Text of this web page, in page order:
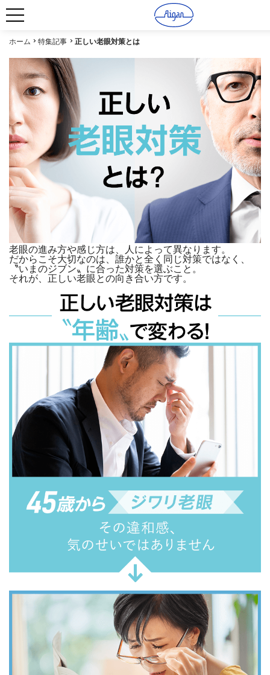
ホーム 特集記事 正しい老眼対策とは
老眼の進み方や感じ方は、人によって異なります。
だからこそ大切なのは、誰かと全く同じ対策ではなく、
〝いまのジブン〟に合った対策を選ぶこと。
それが、正しい老眼との向き合い方です。